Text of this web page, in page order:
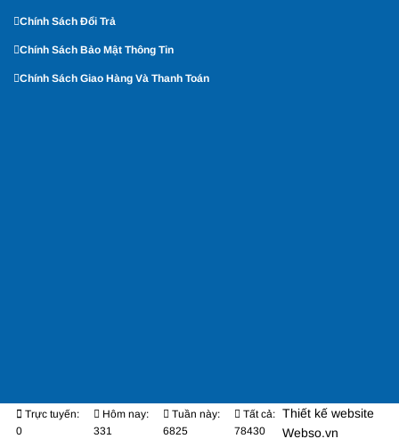
Chính Sách Đổi Trả
Chính Sách Bảo Mật Thông Tin
Chính Sách Giao Hàng Và Thanh Toán
Trực tuyến:
0
Hôm nay:
331
Tuần này:
6825
Tất cả:
78430
Thiết kế website
Webso.vn